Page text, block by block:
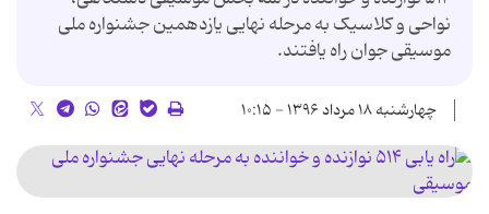
نواحی و کلاسیک به مرحله نهایی یازدهمین جشنواره ملی
موسیقی جوان راه یافتند.
چهارشنبه ۱۸ مرداد ۱۳۹۶ - ۱۰:۱۵